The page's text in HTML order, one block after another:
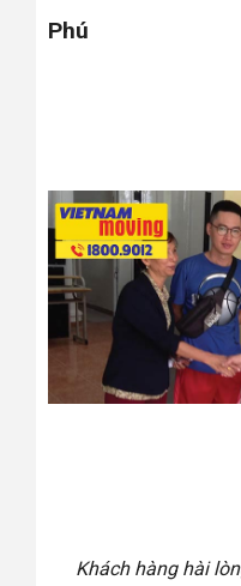
Phú
Khách hàng hài